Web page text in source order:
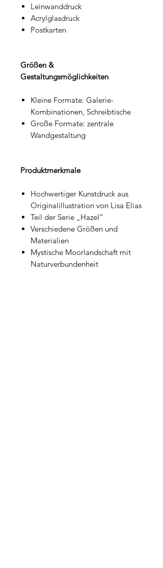
Leinwanddruck
Acrylglasdruck
Postkarten
Größen &
Gestaltungsmöglichkeiten
Kleine Formate: Galerie-
Kombinationen, Schreibtische
Große Formate: zentrale
Wandgestaltung
Produktmerkmale
Hochwertiger Kunstdruck aus
Originalillustration von Lisa Elias
Teil der Serie „Hazel“
Verschiedene Größen und
Materialien
Mystische Moorlandschaft mit
Naturverbundenheit